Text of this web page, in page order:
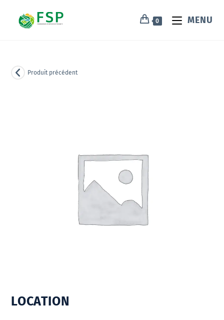
0 MENU
Produit précédent
LOCATION